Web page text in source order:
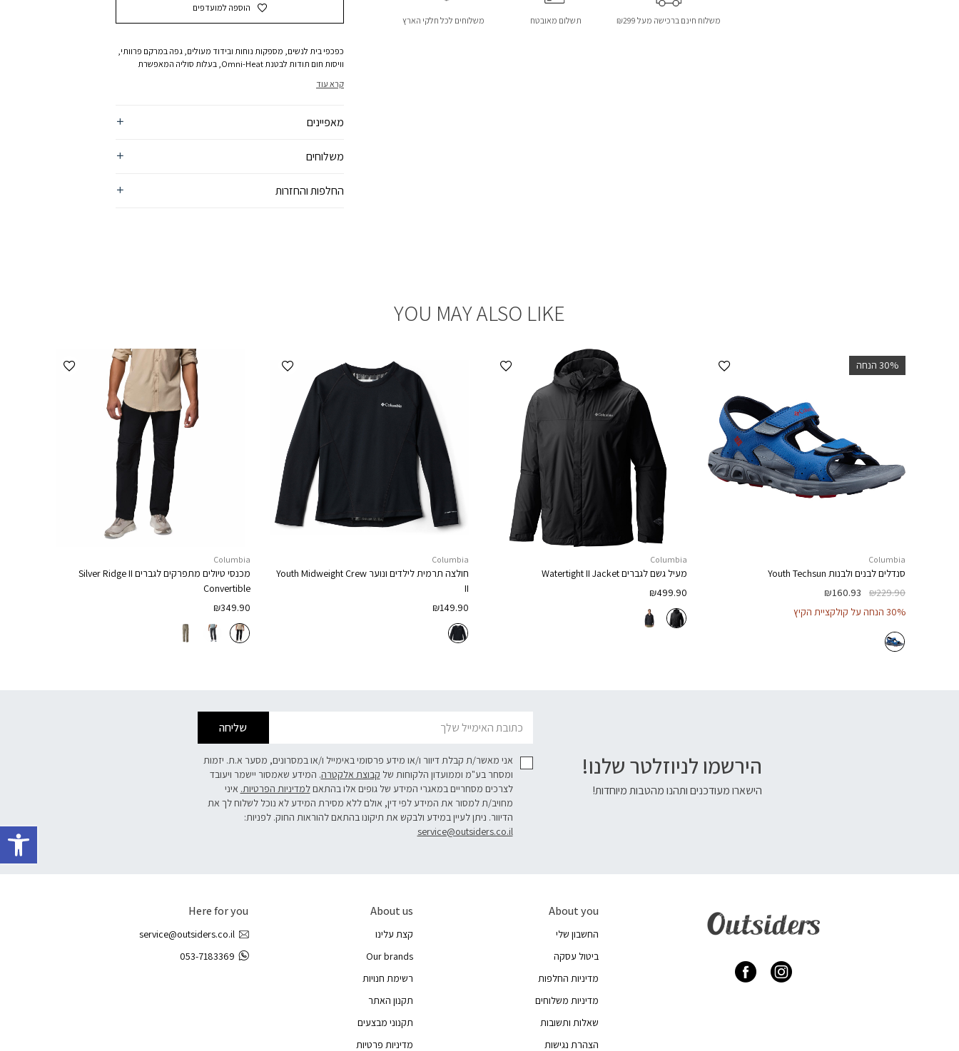
הוספה למועדפים
כפכפי בית לנשים, מספקות נוחות ובידוד מעולים, גפה במרקם פרוותי,
וויסות חום תודות לבטנת Omni-Heat, בעלות סוליה המאפשרת
קרא עוד
מאפיינים
משלוחים
החלפות והחזרות
משלוח חינם ברכישה מעל ₪299 תשלום מאובטח משלוחים לכל חלקי הארץ
YOU MAY ALSO LIKE
הוספה למועדפים ‫30% הנחה
Columbia
סנדלים לבנים ולבנות Youth Techsun
₪229.90
₪160.93
30% הנחה על קולקציית הקיץ
הוספה למועדפים
Columbia
מעיל גשם לגבריםWatertight II Jacket
₪499.90
הוספה למועדפים
Columbia
חולצה תרמית לילדים ונוערYouth Midweight Crew
II
₪149.90
הוספה למועדפים
Columbia
מכנסי טיולים מתפרקים לגברים Silver Ridge II
Convertible
₪349.90
הירשמו לניוזלטר שלנו!
הישארו מעודכנים ותהנו מהטבות מיוחדות!
שליחה
אני מאשר/ת קבלת דיוור ו/או מידע פרסומי באימייל ו/או במסרונים, מסער א.ת. יזמות
ומסחר בע"מ וממועדון הלקוחות של קבוצת אלקטרה. המידע שאמסור יישמר ויעובד
לצרכים מסחריים במאגרי המידע של גופים אלו בהתאםלמדיניות הפרטיות. איני
מחויב/ת למסור את המידע לפי דין, אולם ללא מסירת המידע לא נוכל לשלוח לך את
הדיוור. ניתן לעיין במידע ולבקש את תיקונו בהתאם להוראות החוק. לפניות:
service@outsiders.co.il
About you
החשבון שלי
ביטול עסקה
מדיניות החלפות
מדיניות משלוחים
שאלות ותשובות
הצהרת נגישות
About us
קצת עלינו
Our brands
רשימת חנויות
תקנון האתר
תקנוני מבצעים
מדיניות פרטיות
Here for you
service@outsiders.co.il
053-7183369